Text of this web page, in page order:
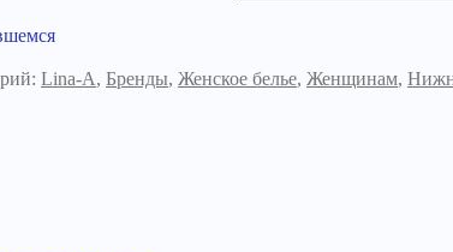
Lina-A, Бренды, Женское белье, Женщинам,